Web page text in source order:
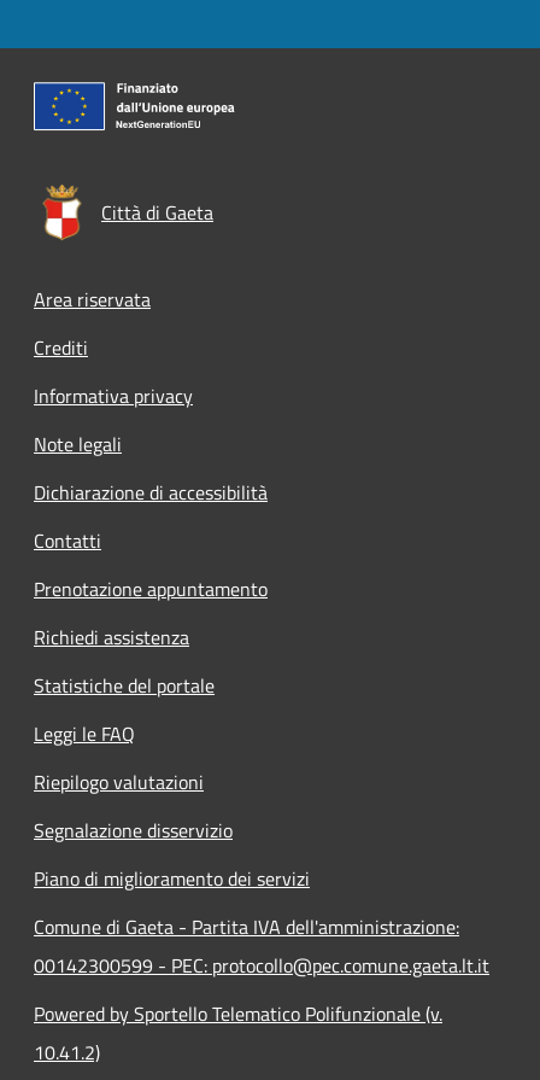
Città di Gaeta
Footer menu
Area riservata
Crediti
Informativa privacy
Note legali
Dichiarazione di accessibilità
Contatti
Prenotazione appuntamento
Richiedi assistenza
Statistiche del portale
Leggi le FAQ
Riepilogo valutazioni
Segnalazione disservizio
Piano di miglioramento dei servizi
Comune di Gaeta - Partita IVA dell'amministrazione:
00142300599 - PEC: protocollo@pec.comune.gaeta.lt.it
Powered by Sportello Telematico Polifunzionale (v.
10.41.2)